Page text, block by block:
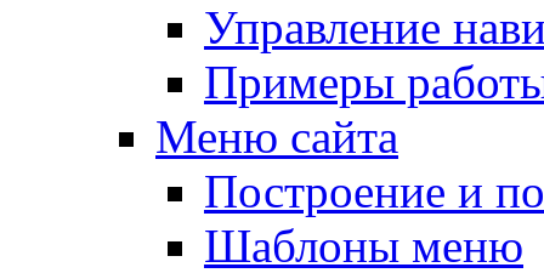
Управление
Примеры
Меню сайта
Построение и
Шаблоны меню